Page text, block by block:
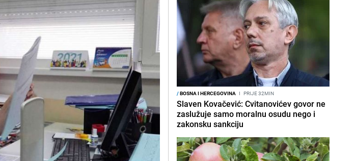
/BOSNA I HERCEGOVINA I PRIJE 32MIN
Slaven Kovačević: Cvitanovićev govor ne
zaslužuje samo moralnu osudu nego i
zakonsku sankciju